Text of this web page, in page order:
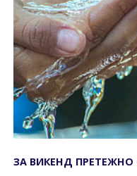
ЗА ВИКЕНД